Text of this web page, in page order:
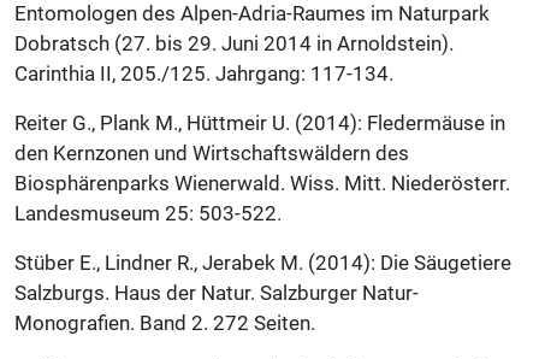
Entomologen des Alpen-Adria-Raumes im Naturpark
Dobratsch (27. bis 29. Juni 2014 in Arnoldstein).
Carinthia II, 205./125. Jahrgang: 117-134.
Reiter G., Plank M., Hüttmeir U. (2014): Fledermäuse in
den Kernzonen und Wirtschaftswäldern des
Biosphärenparks Wienerwald. Wiss. Mitt. Niederösterr.
Landesmuseum 25: 503-522.
Stüber E., Lindner R., Jerabek M. (2014): Die Säugetiere
Salzburgs. Haus der Natur. Salzburger Natur-
Monografien. Band 2. 272 Seiten.